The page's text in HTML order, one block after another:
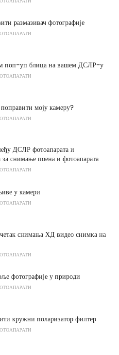
размазивач фотографије
поп-уп блица на вашем ДСЛР-у
моју камеру?
ДСЛР фотоапарата и
за снимање поена и фотоапарата
у камери
снимања ХД видео снимка на
фотографије у природи
кружни поларизатор филтер